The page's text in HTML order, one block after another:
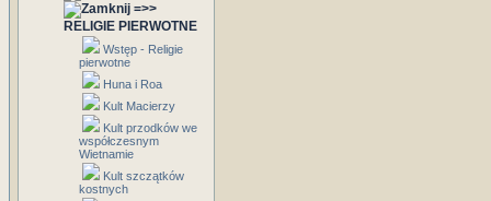
=>>
RELIGIE PIERWOTNE
Wstęp - Religie
pierwotne
Huna i Roa
Kult Macierzy
Kult przodków we
współczesnym
Wietnamie
Kult szczątków
kostnych